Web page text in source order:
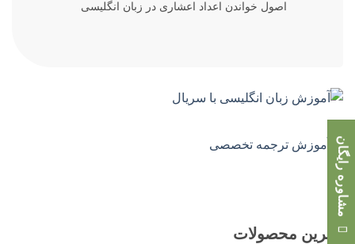
اصول خواندن اعداد اعشاری در زبان انگلیسی
بهترین محصولات
مشاوره رایگان